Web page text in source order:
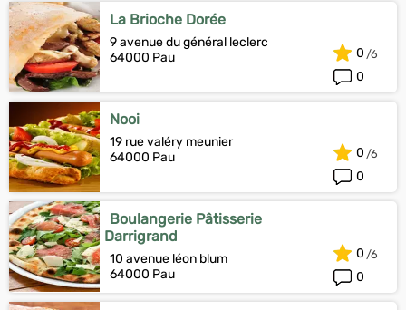
La Brioche Dorée
9 avenue du général leclerc
64000 Pau
0
0
Nooi
19 rue valéry meunier
64000 Pau
0
0
Boulangerie Pâtisserie
Darrigrand
10 avenue léon blum
64000 Pau
0
0